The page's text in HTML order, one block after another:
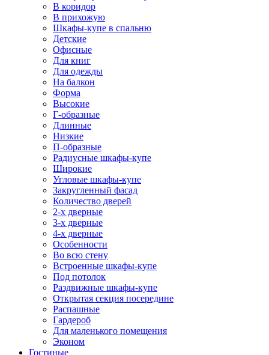
В коридор
В прихожую
Шкафы-купе в спальню
Детские
Офисные
Для книг
Для одежды
На балкон
Форма
Высокие
Г-образные
Длинные
Низкие
П-образные
Радиусные шкафы-купе
Широкие
Угловые шкафы-купе
Закругленный фасад
Количество дверей
2-х дверные
3-х дверные
4-х дверные
Особенности
Во всю стену
Встроенные шкафы-купе
Под потолок
Раздвижные шкафы-купе
Открытая секция посередине
Распашные
Гардероб
Для маленького помещения
Эконом
Гостиные